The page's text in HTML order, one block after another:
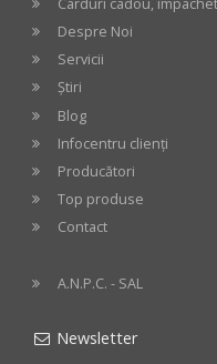
Despre Noi
Servicii
Știri
Blog
Infocentru clienți
Producători
Top produse
Contact
A.N.P.C. - SAL
Newsletter